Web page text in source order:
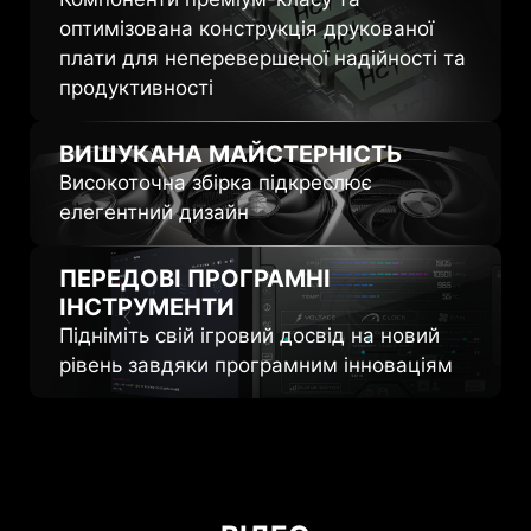
оптимізована конструкція друкованої
плати для неперевершеної надійності та
продуктивності
ВИШУКАНА МАЙСТЕРНІСТЬ
Високоточна збірка підкреслює
елегентний дизайн
ПЕРЕДОВІ ПРОГРАМНІ
ІНСТРУМЕНТИ
Підніміть свій ігровий досвід на новий
рівень завдяки програмним інноваціям